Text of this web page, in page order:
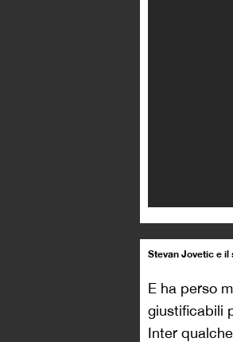
Stevan Jovetic e il
E ha perso
giustificabili
Inter